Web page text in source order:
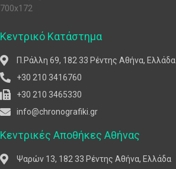
Κεντρικό Κατάστημα
Π.Ράλλη 69, 182 33 Ρέντης Αθήνα, Ελλάδα
+30 210 3416760
+30 210 3465330
info@chronografiki.gr
Κεντρικές Αποθήκες Αθήνας
Ψαρών 13, 182 33 Ρέντης Αθήνα, Ελλάδα